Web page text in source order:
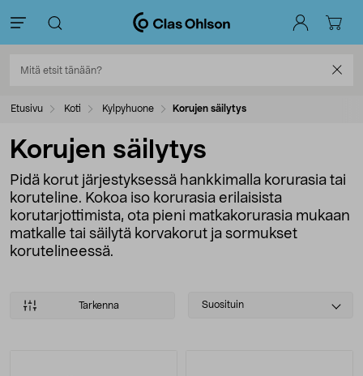
Etusivu Koti Kylpyhuone Korujen säilytys
Korujen säilytys
Pidä korut järjestyksessä hankkimalla korurasia tai
koruteline. Kokoa iso korurasia erilaisista
korutarjottimista, ota pieni matkakorurasia mukaan
matkalle tai säilytä korvakorut ja sormukset
korutelineessä.
Tarkenna
Select
Suosituin